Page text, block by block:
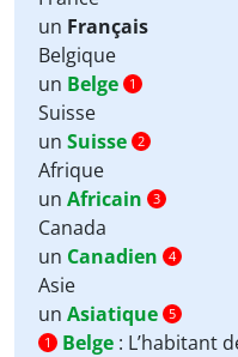
un Français
Belgique
un Belge 1
Suisse
un Suisse 2
Afrique
un Africain 3
Canada
un Canadien 4
Asie
un Asiatique 5
1
Belge : L’habitant